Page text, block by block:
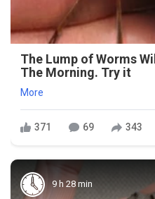
The Lump of Worms
The Morning. Try it
More
371 69 343
9 h 28 min